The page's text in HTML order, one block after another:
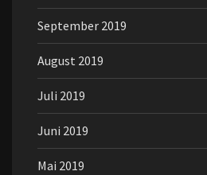
September 2019
August 2019
Juli 2019
Juni 2019
Mai 2019